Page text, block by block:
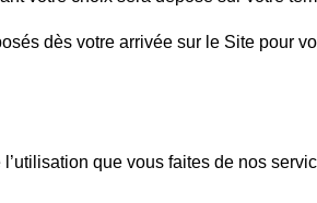
dès votre arrivée sur le Site pour
que vous faites de nos